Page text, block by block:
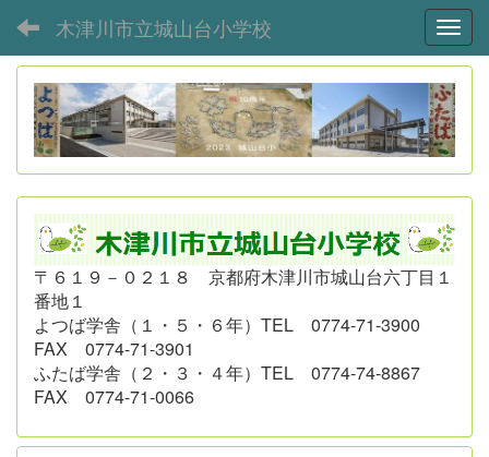
木津川市立城山台小学校
〒６１９－０２１８ 京都府木津川市城山台六丁目１
番地１
よつば学舎（１・５・６年） TEL 0774-71-3900
FAX 0774-71-3901
ふたば学舎（２・３・４年） TEL 0774-74-8867
FAX 0774-71-0066